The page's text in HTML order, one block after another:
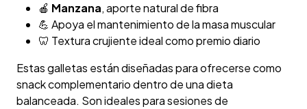
🍎 Manzana, aporte natural de fibra
💪 Apoya el mantenimiento de la masa muscular
🦷 Textura crujiente ideal como premio diario
Estas galletas están diseñadas para ofrecerse como
snack complementario dentro de una dieta
balanceada. Son ideales para sesiones de